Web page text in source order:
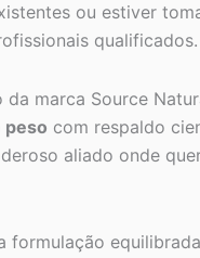
ou estiver
qualificados.
marca Source
peso com respaldo
aliado onde
formulação